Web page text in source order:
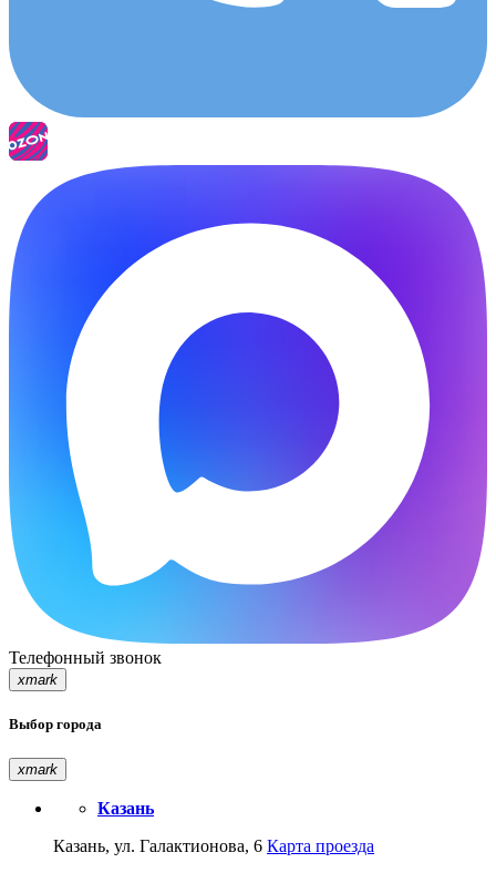
Телефонный звонок
xmark
Выбор города
xmark
Казань
Казань, ул. Галактионова, 6 Карта проезда